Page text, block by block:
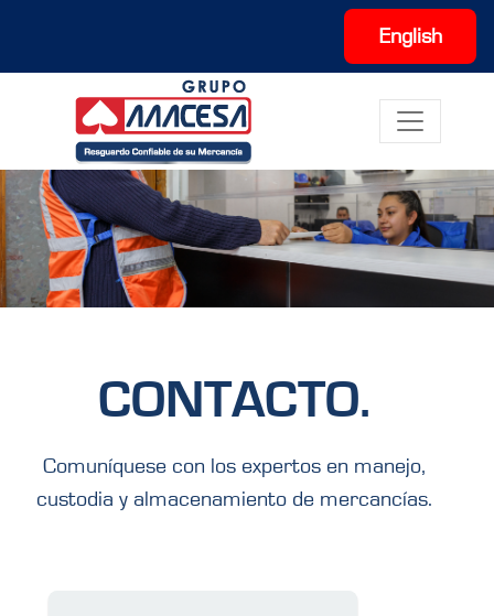
English
CONTACTO.
Comuníquese con los expertos en manejo,
custodia y almacenamiento de mercancías.